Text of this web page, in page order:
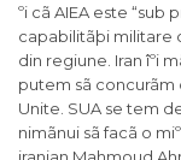
ºi cã AIEA este “sub
capabilitãþi militare
din regiune. Iran îºi
putem sã concurãm
Unite. SUA se tem
nimãnui sã facã o
iranian Mahmoud